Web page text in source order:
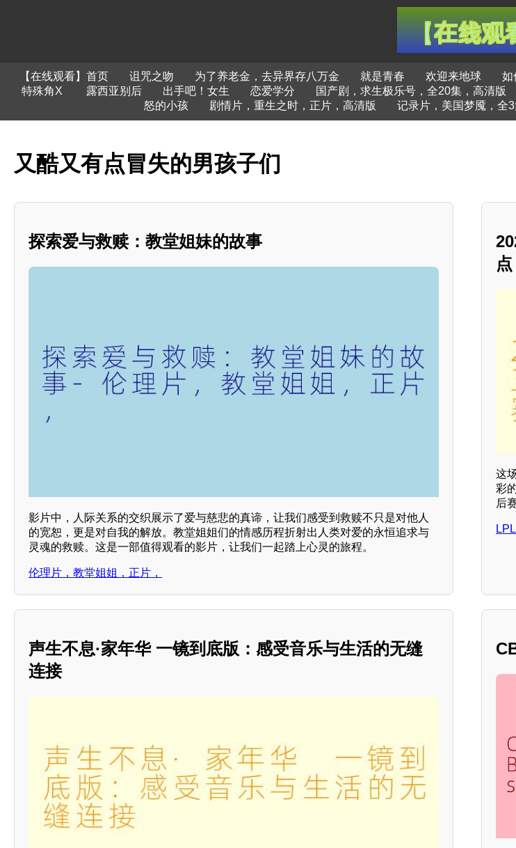
【在线观看】首页 诅咒之吻 为了养老金，去异界存八万金 就是青春 欢迎来地球 如
特殊角X
露西亚别后 出手吧！女生 恋爱学分 国产剧，求生极乐号，全20集，高清版
怒的小孩
剧情片，重生之时，正片，高清版 记录片，美国梦魇，全
又酷又有点冒失的男孩子们
探索爱与救赎：教堂姐妹的故事
影片中，人际关系的交织展示了爱与慈悲的真谛，让我们感受到救赎不只是对他人
的宽恕，更是对自我的解放。教堂姐姐们的情感历程折射出人类对爱的永恒追求与
灵魂的救赎。这是一部值得观看的影片，让我们一起踏上心灵的旅程。
伦理片，教堂姐姐，正片，
这
彩
后
声生不息·家年华 一镜到底版：感受音乐与生活的无缝
连接